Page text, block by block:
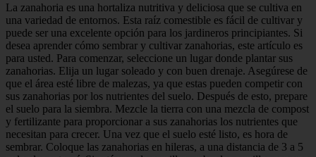
La zanahoria es una hortaliza nutritiva y deliciosa que se cultiva en
una variedad de entornos. Esta raíz comestible es fácil de cultivar y
puede ser una excelente opción para los jardineros principiantes. Si
desea aprender cómo sembrar y cultivar zanahorias, este artículo es
para usted. Para comenzar, seleccione un lugar donde plantar sus
zanahorias. Elija un lugar soleado y con buen drenaje. Asegúrese de
que el área esté libre de malezas, ya que estas pueden competir con
sus zanahorias por los nutrientes del suelo. Después de esto, prepare
el suelo para la siembra. Mezcle la tierra con una mezcla de compost
y fertilizante para proporcionar a sus zanahorias los nutrientes que
necesitan para crecer. Una vez que el suelo esté listo, es hora de
sembrar. Coloque las zanahorias en hileras, a una distancia de 3 a 5